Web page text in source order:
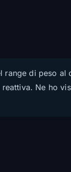
range di peso
Ne ho